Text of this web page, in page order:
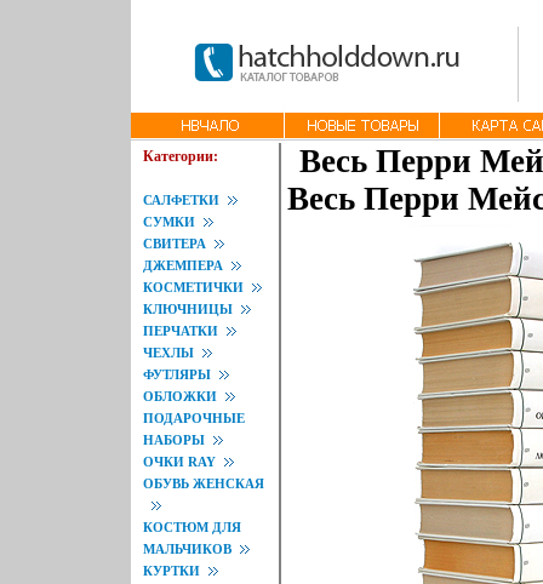
Категории:
САЛФЕТКИ
СУМКИ
СВИТЕРА
ДЖЕМПЕРА
КОСМЕТИЧКИ
КЛЮЧНИЦЫ
ПЕРЧАТКИ
ЧЕХЛЫ
ФУТЛЯРЫ
ОБЛОЖКИ
ПОДАРОЧНЫЕ
НАБОРЫ
ОЧКИ RAY
ОБУВЬ ЖЕНСКАЯ
КОСТЮМ ДЛЯ
МАЛЬЧИКОВ
КУРТКИ
Весь Перри
Весь Перри